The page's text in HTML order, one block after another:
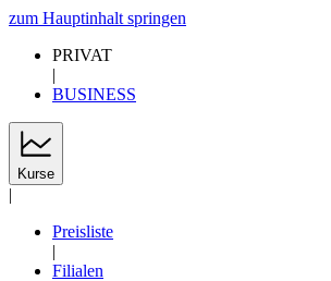
zum Hauptinhalt springen
PRIVAT
|
BUSINESS
Kurse
|
Preisliste
|
Filialen